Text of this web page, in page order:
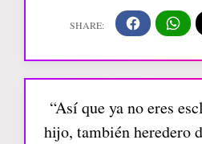
“Así que ya no eres
hijo, también heredero